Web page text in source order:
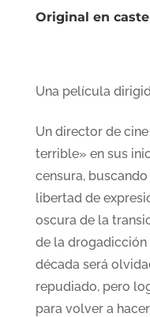
Original en
Una película
Un director de
terrible» en sus
censura,
libertad de
oscura de la
de la drogadicción
década será
repudiado, pero
para volver a